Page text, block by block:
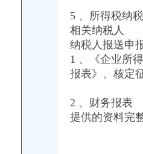
师业务）；税务咨询；营业执照
_通吃猫纸包鱼代理_通吃猫纸包
理营业执照哪家比较好】价格,
营业执照,重庆代办公司注册,
中区支公司招聘信息_电话_地址-
5 、所得税纳
相关纳税人
纳税人报送申
1 、《企业所
报表》、核定
2 、财务报表
提供的资料完